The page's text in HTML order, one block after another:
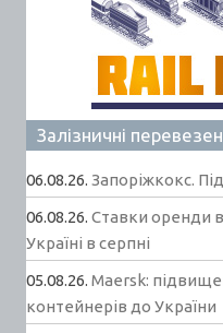
Залізничні
06.08.26. Запоріжкокс.
06.08.26. Ставки оренди
Україні в серпні
05.08.26. Maersk:
контейнерів до України